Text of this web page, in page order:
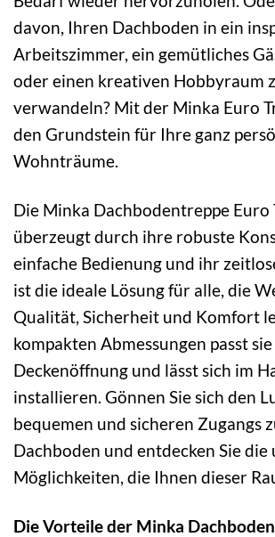
davon, Ihren Dachboden in ein
Arbeitszimmer, ein gemütliches
oder einen kreativen Hobbyraum
verwandeln? Mit der Minka Euro
den Grundstein für Ihre ganz
Wohnträume.
Die Minka Dachbodentreppe Euro
überzeugt durch ihre robuste
einfache Bedienung und ihr
ist die ideale Lösung für alle, die
Qualität, Sicherheit und Komfort
kompakten Abmessungen passt
Deckenöffnung und lässt sich im
installieren. Gönnen Sie sich den
bequemen und sicheren Zugangs
Dachboden und entdecken Sie die
Möglichkeiten, die Ihnen dieser
Die Vorteile der Minka